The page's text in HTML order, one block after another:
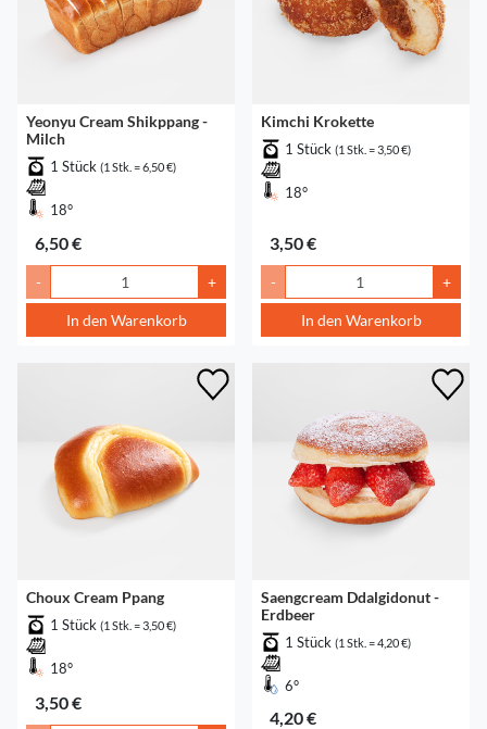
Yeonyu Cream Shikppang -
Milch
1 Stück (1 Stk. = 6,50 €)
18°
6,50 €
- +
In den Warenkorb
Kimchi Krokette
1 Stück (1 Stk. = 3,50 €)
18°
3,50 €
- +
In den Warenkorb
Choux Cream Ppang
1 Stück (1 Stk. = 3,50 €)
18°
3,50 €
Saengcream Ddalgidonut -
Erdbeer
1 Stück (1 Stk. = 4,20 €)
6°
4,20 €